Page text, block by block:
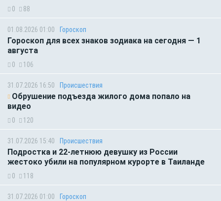
0 88
01.08.2026 01:00 Гороскоп
Гороскоп для всех знаков зодиака на сегодня — 1
августа
0 106
31.07.2026 16:50 Происшествия
Обрушение подъезда жилого дома попало на
видео
0 120
31.07.2026 15:40 Происшествия
Подростка и 22-летнюю девушку из России
жестоко убили на популярном курорте в Таиланде
0 118
31.07.2026 01:00 Гороскоп